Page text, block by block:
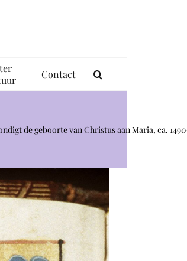
Contact
de geboorte van Christus aan Maria, ca.